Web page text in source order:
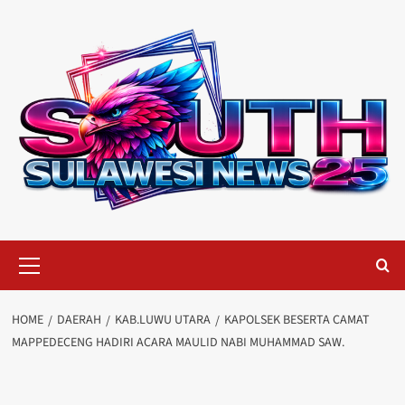
Menu
HOME DAERAH KAB.LUWU UTARA
KAPOLSEK BESERTA CAMAT
MAPPEDECENG HADIRI ACARA MAULID NABI MUHAMMAD SAW.